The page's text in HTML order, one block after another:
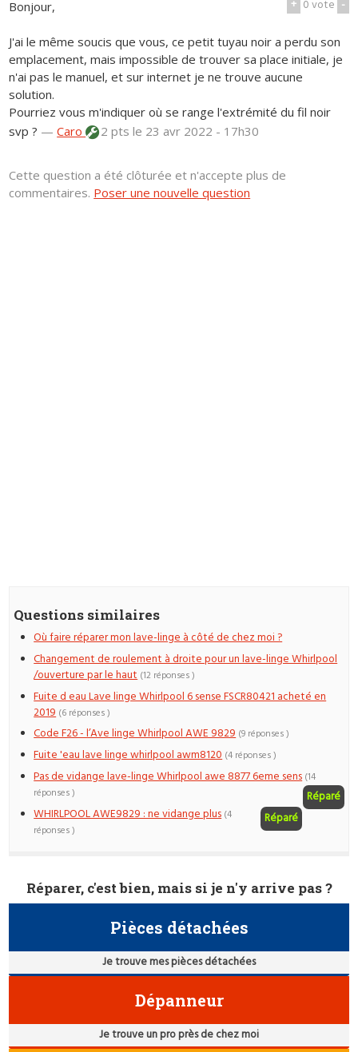
+ 0vote -
Bonjour,
J'ai le même soucis que vous, ce petit tuyau noir a perdu son
emplacement, mais impossible de trouver sa place initiale, je
n'ai pas le manuel, et sur internet je ne trouve aucune
solution.
Pourriez vous m'indiquer où se range l'extrémité du fil noir
svp ? —Caro 2 ptsle 23 avr 2022 - 17h30
Cette question a été clôturée et n'accepte plus de
commentaires. Poser une nouvelle question
Questions similaires
Où faire réparer mon lave-linge à côté de chez moi ?
Changement de roulement à droite pour un lave-linge Whirlpool
/ouverture par le haut (12 réponses )
Fuite d eau Lave linge Whirlpool 6 sense FSCR80421 acheté en
2019 (6 réponses )
Code F26 - l’Ave linge Whirlpool AWE 9829 (9 réponses )
Fuite 'eau lave linge whirlpool awm8120 (4 réponses )
Pas de vidange lave-linge Whirlpool awe 8877 6eme sens
Réparé
(14
réponses )
WHIRLPOOL AWE9829 : ne vidange plus Réparé
(4
réponses )
Réparer, c'est bien, mais si je n'y arrive pas ?
Pièces détachées
Je trouve mes pièces détachées
Dépanneur
Je trouve un pro près de chez moi